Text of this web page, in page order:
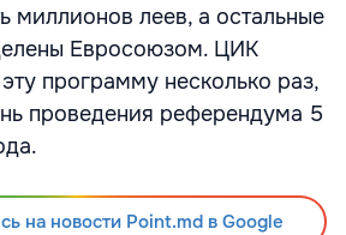
миллионов леев, а остальные
Евросоюзом. ЦИК
программу несколько раз,
проведения референдума 5
на новости Point.md в Google